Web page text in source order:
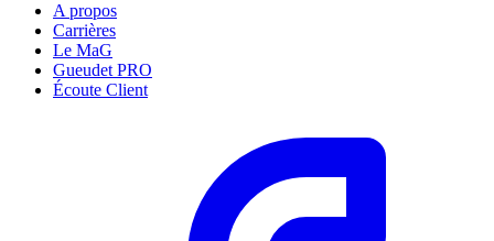
A propos
Carrières
Le MaG
Gueudet PRO
Écoute Client